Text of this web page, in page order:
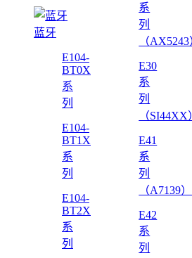
蓝牙
E104-
BT0X
系
列
E104-
BT1X
系
列
E104-
BT2X
系
列
系
列
（AX5243
E30
系
列
（SI44XX
E41
系
列
（A7139）
E42
系
列